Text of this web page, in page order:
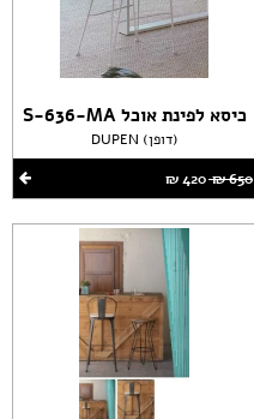
כיסא לפינת אוכל S-636-MA
DUPEN (דופן)
650 ‏₪
420 ‏₪